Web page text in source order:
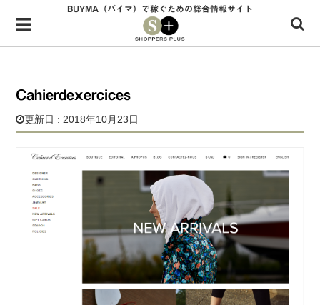
Menu
HOME
ファッショントレンドを発信！SP通信
BUYMAで人気のブランド
BUYMAの売れ筋商品
バイマ活動の疑問に売れっ子現役バイヤーが答えてみた
BUYMA（バイマ）で稼ぐための総合情報サイト
Cahierdexercices
更新日 : 2018年10月23日